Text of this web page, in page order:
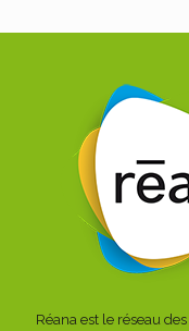
Réana est le réseau